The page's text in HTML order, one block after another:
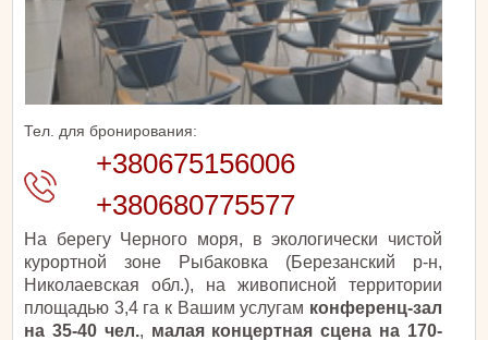
Тел. для бронирования:
+380675156006
+380680775577
На берегу Черного моря, в экологически чистой
курортной зоне Рыбаковка (Березанский р-н,
Николаевская обл.), на живописной территории
площадью 3,4 га к Вашим услугам конференц-зал
на 35-40 чел., малая концертная сцена на 170-